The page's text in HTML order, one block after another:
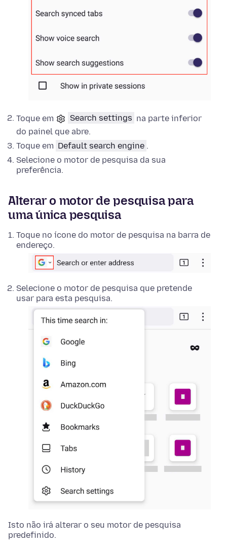
Toque em Search settings na parte inferior
do painel que abre.
Toque em Default search engine .
Selecione o motor de pesquisa da sua
preferência.
Alterar o motor de pesquisa para
uma única pesquisa
Toque no ícone do motor de pesquisa na barra de
endereço.
Selecione o motor de pesquisa que pretende
usar para esta pesquisa.
Isto não irá alterar o seu motor de pesquisa
predefinido.